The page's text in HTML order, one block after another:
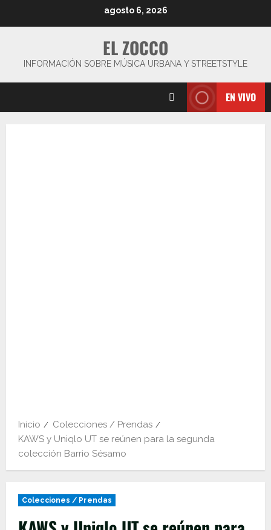
agosto 6, 2026
EL ZOCCO
INFORMACIÓN SOBRE MÚSICA URBANA Y STREETSTYLE
EN VIVO
Inicio
Colecciones / Prendas
KAWS y Uniqlo UT se reúnen para la segunda
colección Barrio Sésamo
Colecciones / Prendas